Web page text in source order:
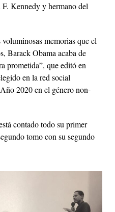
F. Kennedy y hermano del
memorias que el
Barack Obama acaba de
prometida”, que editó en
en la red social
2020 en el género non-
contado todo su primer
tomo con su segundo